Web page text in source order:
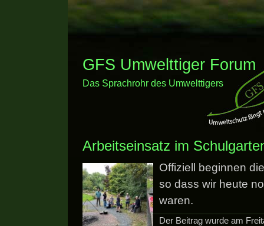
GFS Umwelttiger Forum
Das Sprachrohr des Umwelttigers
Arbeitseinsatz im
Offiziell beginnen
so dass wir heute
waren.
Der Beitrag wurde am